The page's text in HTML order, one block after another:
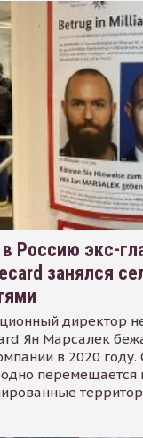
Россию экс-
занялся
директор
Ян Марсалек
в 2020 году.
перемещается